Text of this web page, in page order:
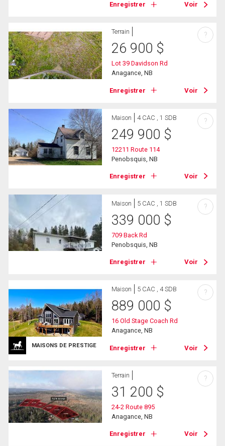
Enregistrer Voir
Terrain
26 900 $
Lot 39 Davidson Rd
Anagance, NB
Enregistrer Voir
?
Maison 4 CAC , 1 SDB
249 900 $
12211 Route 114
Penobsquis, NB
Enregistrer Voir
?
Maison 5 CAC , 1 SDB
339 000 $
709 Back Rd
Penobsquis, NB
Enregistrer Voir
?
MAISONS DE PRESTIGE
Maison 5 CAC , 4 SDB
889 000 $
16 Old Stage Coach Rd
Anagance, NB
Enregistrer Voir
?
Terrain
31 200 $
24-2 Route 895
Anagance, NB
Enregistrer Voir
?